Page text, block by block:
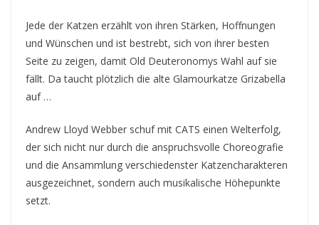
Jede der Katzen erzählt von ihren Stärken, Hoffnungen
und Wünschen und ist bestrebt, sich von ihrer besten
Seite zu zeigen, damit Old Deuteronomys Wahl auf sie
fällt. Da taucht plötzlich die alte Glamourkatze Grizabella
auf …
Andrew Lloyd Webber schuf mit CATS einen Welterfolg,
der sich nicht nur durch die anspruchsvolle Choreografie
und die Ansammlung verschiedenster Katzencharakteren
ausgezeichnet, sondern auch musikalische Höhepunkte
setzt.